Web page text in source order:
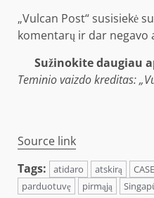
„Vulcan Post“ susisiekė
komentarų ir dar negavo
Sužinokite daugiau
Teminio vaizdo kreditas:
Source link
Tags:
atidaro atskirą
parduotuvę
pirmąją